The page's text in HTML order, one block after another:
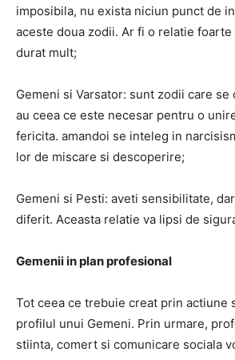
imposibila, nu exista niciun punct de
aceste doua zodii. Ar fi o relatie foarte
durat mult;
Gemeni si Varsator: sunt zodii care se
au ceea ce este necesar pentru o
fericita. amandoi se inteleg in
lor de miscare si descoperire;
Gemeni si Pesti: aveti sensibilitate,
diferit. Aceasta relatie va lipsi de
Gemenii in plan profesional
Tot ceea ce trebuie creat prin actiune
profilul unui Gemeni. Prin urmare,
stiinta, comert si comunicare sociala